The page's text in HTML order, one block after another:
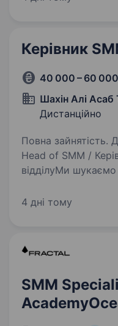
Керівник
40 000 – 60
Шахін Алі Асаб
Дистанційно
Повна зайнятість.
Head of SMM /
відділуМи
кількістю
4 дні тому
SMM